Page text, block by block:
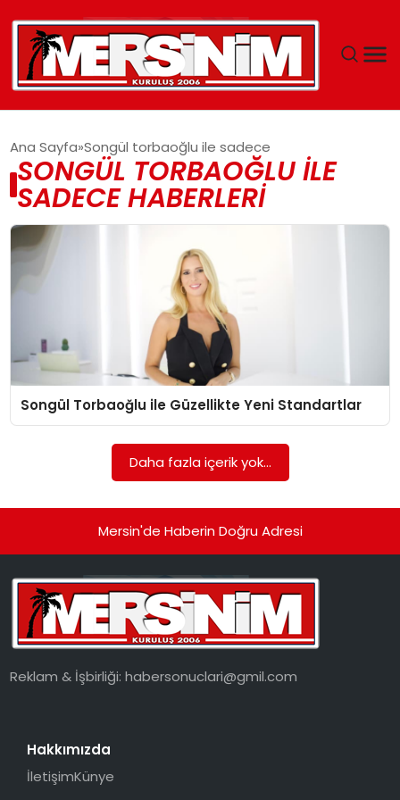
YAŞAM
GÜNCEL
SAĞLIK
SPOR
EKONOMI
Ana Sayfa Songül torbaoğlu ile sadece
SONGÜL TORBAOĞLU ILE
SADECE HABERLERI
Songül Torbaoğlu ile Güzellikte Yeni Standartlar
Daha fazla içerik yok...
Mersin'de Haberin Doğru Adresi
Reklam & İşbirliği:habersonuclari@gmil.com
Hakkımızda
İletişimKünye